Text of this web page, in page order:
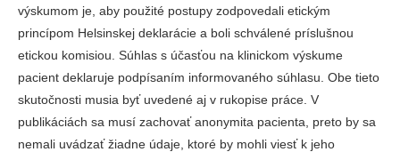
výskumom je, aby použité postupy zodpovedali etickým
princípom Helsinskej deklarácie a boli schválené príslušnou
etickou komisiou. Súhlas s účasťou na klinickom výskume
pacient deklaruje podpísaním informovaného súhlasu. Obe tieto
skutočnosti musia byť uvedené aj v rukopise práce. V
publikáciách sa musí zachovať anonymita pacienta, preto by sa
nemali uvádzať žiadne údaje, ktoré by mohli viesť k jeho